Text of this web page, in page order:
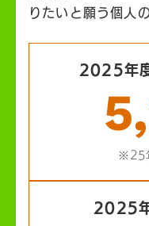
りたいと願う個人
2025年
※25
2025